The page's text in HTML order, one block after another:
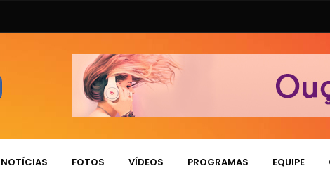
NOTÍCIAS FOTOS VÍDEOS PROGRAMAS EQUIPE